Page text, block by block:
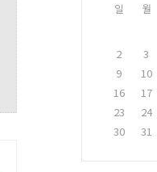
일 월
2
3
9
10
16
17
23
24
30
31